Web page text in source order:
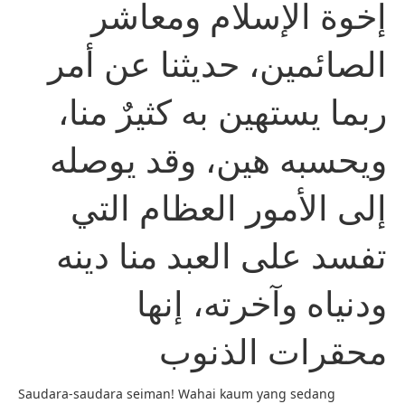
إخوة الإسلام ومعاشر
الصائمين، حديثنا عن أمر
ربما يستهين به كثيرٌ منا،
ويحسبه هين، وقد يوصله
إلى الأمور العظام التي
تفسد على العبد منا دينه
ودنياه وآخرته، إنها
محقرات الذنوب
Saudara-saudara seiman! Wahai kaum yang sedang